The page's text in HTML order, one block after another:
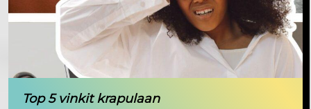
Top 5 vinkit krapulaan